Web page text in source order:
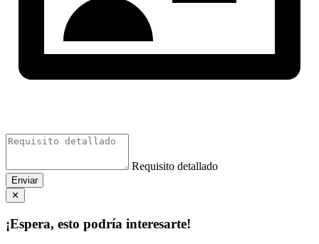
Requisito detallado
Enviar
✕
¡Espera, esto podría interesarte!